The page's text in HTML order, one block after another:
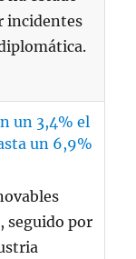
incidentes
un 3,4% el
un 6,9%
seguido por